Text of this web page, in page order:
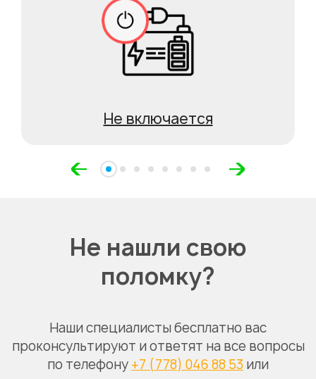
Не включается
Не нашли свою
поломку?
Наши специалисты бесплатно вас
проконсультируют и ответят на все вопросы
по телефону +7 (778) 046 88 53 или